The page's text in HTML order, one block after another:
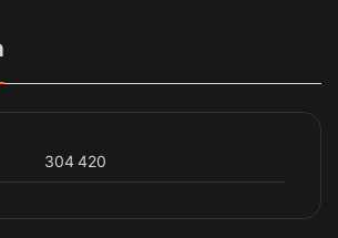
304 420